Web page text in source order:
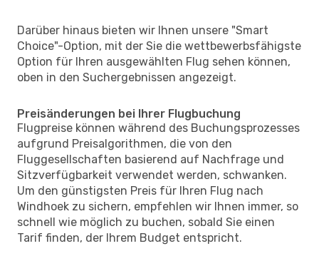
Darüber hinaus bieten wir Ihnen unsere "Smart
Choice"-Option, mit der Sie die wettbewerbsfähigste
Option für Ihren ausgewählten Flug sehen können,
oben in den Suchergebnissen angezeigt.
Preisänderungen bei Ihrer Flugbuchung
Flugpreise können während des Buchungsprozesses
aufgrund Preisalgorithmen, die von den
Fluggesellschaften basierend auf Nachfrage und
Sitzverfügbarkeit verwendet werden, schwanken.
Um den günstigsten Preis für Ihren Flug nach
Windhoek zu sichern, empfehlen wir Ihnen immer, so
schnell wie möglich zu buchen, sobald Sie einen
Tarif finden, der Ihrem Budget entspricht.